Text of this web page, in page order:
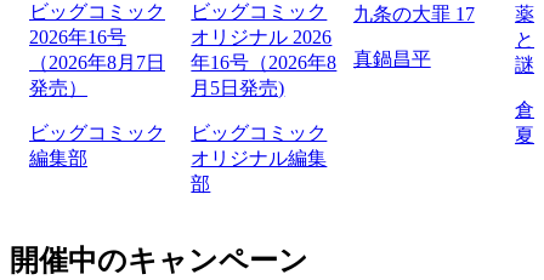
ビッグコミック
2026年16号
（2026年8月7日
発売）
ビッグコミック
編集部
ビッグコミック
オリジナル 2026
年16号（2026年8
月5日発売)
ビッグコミック
オリジナル編集
部
九条の大罪 17
真鍋昌平
薬
と
謎
倉
夏
開催中のキャンペーン